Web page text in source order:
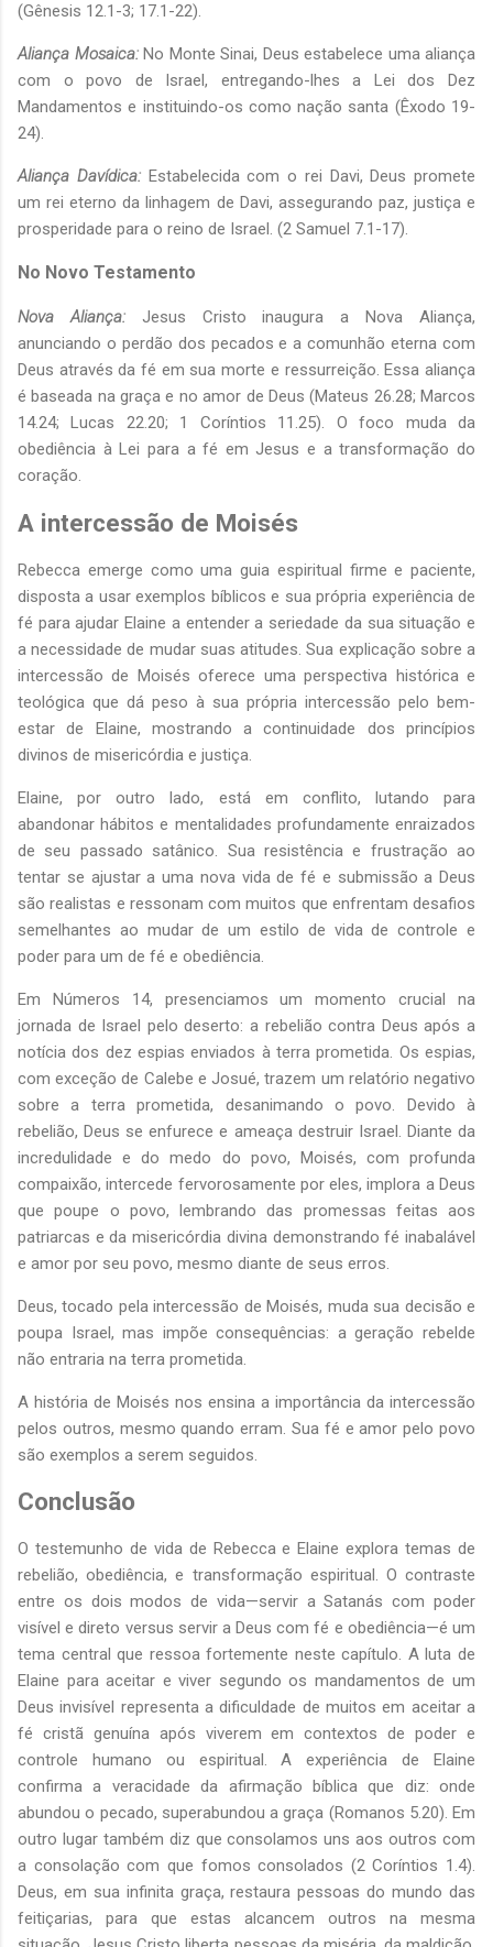
(Gênesis 12.1-3; 17.1-22).
Aliança Mosaica:No Monte Sinai, Deus estabelece uma aliança
com o povo de Israel, entregando-lhes a Lei dos Dez
Mandamentos e instituindo-os como nação santa (Êxodo 19-
24).
Aliança Davídica:Estabelecida com o rei Davi, Deus promete
um rei eterno da linhagem de Davi, assegurando paz, justiça e
prosperidade para o reino de Israel. (2 Samuel 7.1-17).
No Novo Testamento
Nova Aliança:Jesus Cristo inaugura a Nova Aliança,
anunciando o perdão dos pecados e a comunhão eterna com
Deus através da fé em sua morte e ressurreição. Essa aliança
é baseada na graça e no amor de Deus (Mateus 26.28; Marcos
14.24; Lucas 22.20; 1 Coríntios 11.25). O foco muda da
obediência à Lei para a fé em Jesus e a transformação do
coração.
A intercessão de Moisés
Rebecca emerge como uma guia espiritual firme e paciente,
disposta a usar exemplos bíblicos e sua própria experiência de
fé para ajudar Elaine a entender a seriedade da sua situação e
a necessidade de mudar suas atitudes. Sua explicação sobre a
intercessão de Moisés oferece uma perspectiva histórica e
teológica que dá peso à sua própria intercessão pelo bem-
estar de Elaine, mostrando a continuidade dos princípios
divinos de misericórdia e justiça.
Elaine, por outro lado, está em conflito, lutando para
abandonar hábitos e mentalidades profundamente enraizados
de seu passado satânico. Sua resistência e frustração ao
tentar se ajustar a uma nova vida de fé e submissão a Deus
são realistas e ressonam com muitos que enfrentam desafios
semelhantes ao mudar de um estilo de vida de controle e
poder para um de fé e obediência.
Em Números 14, presenciamos um momento crucial na
jornada de Israel pelo deserto: a rebelião contra Deus após a
notícia dos dez espias enviados à terra prometida. Os espias,
com exceção de Calebe e Josué, trazem um relatório negativo
sobre a terra prometida, desanimando o povo. Devido à
rebelião, Deus se enfurece e ameaça destruir Israel. Diante da
incredulidade e do medo do povo, Moisés, com profunda
compaixão, intercede fervorosamente por eles, implora a Deus
que poupe o povo, lembrando das promessas feitas aos
patriarcas e da misericórdia divina demonstrando fé inabalável
e amor por seu povo, mesmo diante de seus erros.
Deus, tocado pela intercessão de Moisés, muda sua decisão e
poupa Israel, mas impõe consequências: a geração rebelde
não entraria na terra prometida.
A história de Moisés nos ensina a importância da intercessão
pelos outros, mesmo quando erram. Sua fé e amor pelo povo
são exemplos a serem seguidos.
Conclusão
O testemunho de vida de Rebecca e Elaine explora temas de
rebelião, obediência, e transformação espiritual. O contraste
entre os dois modos de vida—servir a Satanás com poder
visível e direto versus servir a Deus com fé e obediência—é um
tema central que ressoa fortemente neste capítulo. A luta de
Elaine para aceitar e viver segundo os mandamentos de um
Deus invisível representa a dificuldade de muitos em aceitar a
fé cristã genuína após viverem em contextos de poder e
controle humano ou espiritual. A experiência de Elaine
confirma a veracidade da afirmação bíblica que diz: onde
abundou o pecado, superabundou a graça (Romanos 5.20). Em
outro lugar também diz que consolamos uns aos outros com
a consolação com que fomos consolados (2 Coríntios 1.4).
Deus, em sua infinita graça, restaura pessoas do mundo das
feitiçarias, para que estas alcancem outros na mesma